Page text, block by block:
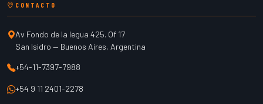
CONTACTO
Av Fondo de la legua 425. Of 17
San Isidro — Buenos Aires, Argentina
+54-11-7397-7988
+54 9 11 2401-2278